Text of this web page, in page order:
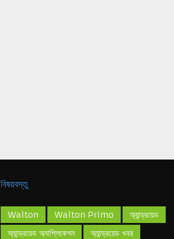
বিষয়বস্তু
Walton Walton Primo
অ্যান্ড্রয়েড
অ্যান্ড্রয়েড অ্যাপ্লিকেশন
অ্যান্ড্রয়েড খবর